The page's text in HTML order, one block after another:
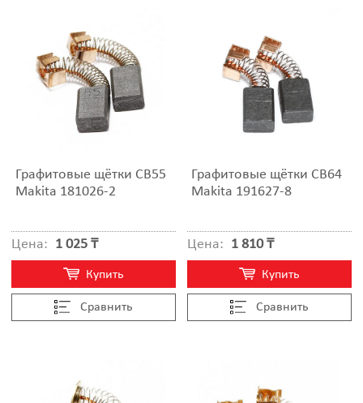
Графитовые щётки CB55
Makita 181026-2
Цена: 1 025 ₸
Cравнить
Купить
Графитовые щётки CB64
Makita 191627-8
Цена: 1 810 ₸
Cравнить
Купить